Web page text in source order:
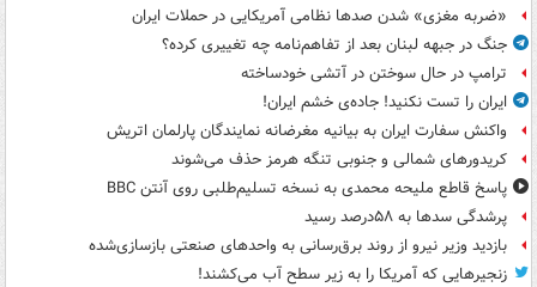
«ضربه مغزی» شدن صدها نظامی آمریکایی در حملات ایران
جنگ در جبهه لبنان بعد از تفاهم‌نامه چه تغییری کرده؟
ترامپ در حال سوختن در آتشی خودساخته
ایران را تست نکنید! جاده‌ی خشم ایران!
واکنش سفارت ایران به بیانیه مغرضانه نمایندگان پارلمان اتریش
کریدورهای شمالی و جنوبی تنگه هرمز حذف می‌شوند
پاسخ قاطع ملیحه محمدی به نسخه تسلیم‌طلبی روی آنتن BBC
پرشدگی سدها به ۵۸درصد رسید
بازدید وزیر نیرو از روند برق‌رسانی به واحدهای صنعتی بازسازی‌شده
زنجیرهایی که آمریکا را به زیر سطح آب می‌کشند!